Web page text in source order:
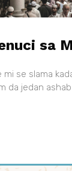
sa
mi se slama
da jedan